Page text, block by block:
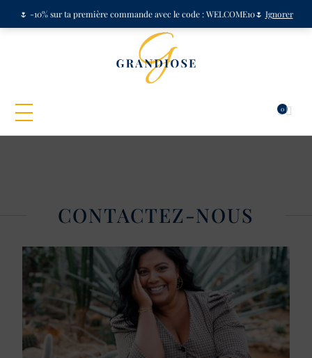
0
CONTACTEZ-NOUS
🌷 -10% sur ta première commande avec le code : WELCOME10🌷 Ignorer